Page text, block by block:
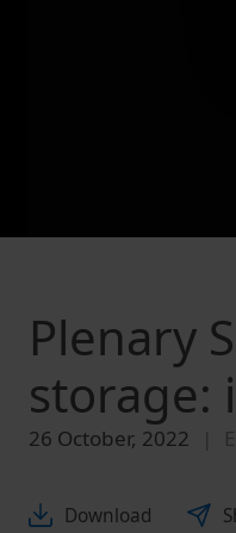
Plenary
storage:
26 October, 2022
Download